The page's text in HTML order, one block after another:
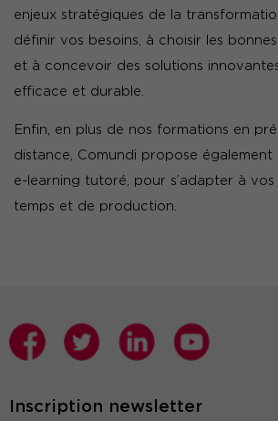
enjeux stratégiques de la
définir vos besoins, à choisir les
et à concevoir des solutions
efficace et durable.
Enfin, en plus de nos formations en
distance, Comundi propose également
e-learning tutoré, pour s’adapter à
temps et de production.
Inscription newsletter